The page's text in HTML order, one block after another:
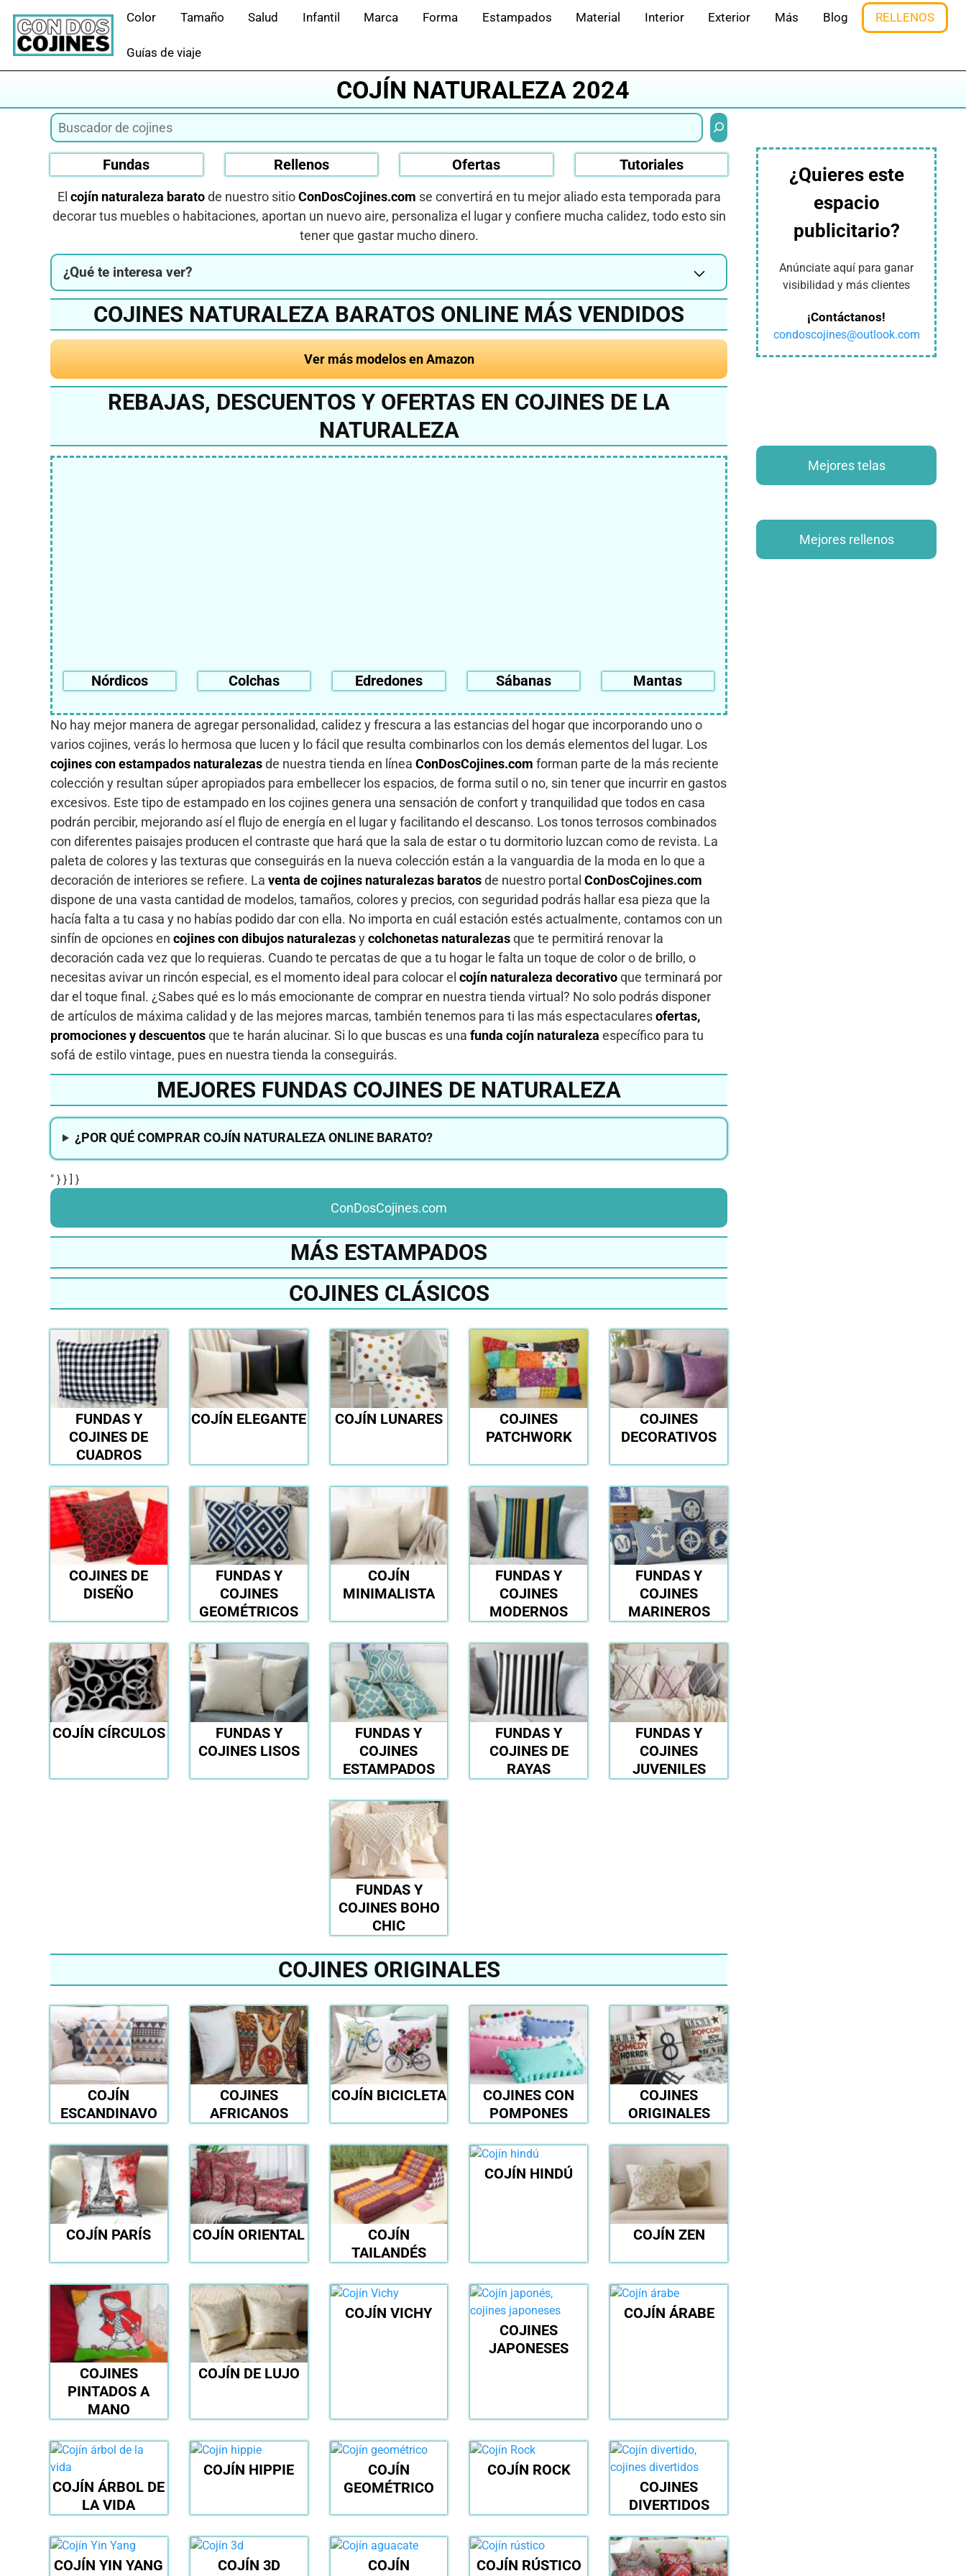
contenido
Color Tamaño Salud Infantil Marca Forma Estampados Material Interior Exterior Más Blog RELLENOS
Guías de viaje
COJÍN NATURALEZA 2024
Buscar
Fundas Rellenos Ofertas Tutoriales
El cojín naturaleza baratode nuestro sitioConDosCojines.com se convertirá en tu mejor aliado esta temporada para
decorar tus muebles o habitaciones, aportan un nuevo aire, personaliza el lugar y confiere mucha calidez, todo esto sin
tener que gastar mucho dinero.
¿Qué te interesa ver?
COJINES NATURALEZA BARATOS ONLINE MÁS VENDIDOS
Ver más modelos en Amazon
REBAJAS, DESCUENTOS Y OFERTAS EN COJINES DE LA
NATURALEZA
Nórdicos Colchas Edredones Sábanas Mantas
No hay mejor manera de agregar personalidad, calidez y frescura a las estancias del hogar que incorporando uno o
varios cojines, verás lo hermosa que lucen y lo fácil que resulta combinarlos con los demás elementos del lugar. Los
cojines con estampados naturalezasde nuestra tienda en línea ConDosCojines.com forman parte de la más reciente
colección y resultan súper apropiados para embellecer los espacios, de forma sutil o no, sin tener que incurrir en gastos
excesivos. Este tipo de estampado en los cojines genera una sensación de confort y tranquilidad que todos en casa
podrán percibir, mejorando así el flujo de energía en el lugar y facilitando el descanso. Los tonos terrosos combinados
con diferentes paisajes producen el contraste que hará que la sala de estar o tu dormitorio luzcan como de revista. La
paleta de colores y las texturas que conseguirás en la nueva colección están a la vanguardia de la moda en lo que a
decoración de interiores se refiere. La venta de cojines naturalezas baratosde nuestro portal ConDosCojines.com
dispone de una vasta cantidad de modelos, tamaños, colores y precios, con seguridad podrás hallar esa pieza que la
hacía falta a tu casa y no habías podido dar con ella. No importa en cuál estación estés actualmente, contamos con un
sinfín de opciones en cojines con dibujos naturalezasycolchonetas naturalezasque te permitirá renovar la
decoración cada vez que lo requieras. Cuando te percatas de que a tu hogar le falta un toque de color o de brillo, o
necesitas avivar un rincón especial, es el momento ideal para colocar el cojín naturaleza decorativoque terminará por
dar el toque final. ¿Sabes qué es lo más emocionante de comprar en nuestra tienda virtual? No solo podrás disponer
de artículos de máxima calidad y de las mejores marcas, también tenemos para ti las más espectacularesofertas,
promociones y descuentosque te harán alucinar. Si lo que buscas es una funda cojín naturaleza específico para tu
sofá de estilo vintage, pues en nuestra tienda la conseguirás.
MEJORES FUNDAS COJINES DE NATURALEZA
¿POR QUÉ COMPRAR COJÍN NATURALEZA ONLINE BARATO?
" } } ] }
ConDosCojines.com
MÁS ESTAMPADOS
COJINES CLÁSICOS
FUNDAS Y
COJINES DE
CUADROS
COJÍN ELEGANTE COJÍN LUNARES
COJINES
PATCHWORK
COJINES
DECORATIVOS
COJINES DE
DISEÑO
FUNDAS Y
COJINES
GEOMÉTRICOS
COJÍN
MINIMALISTA
FUNDAS Y
COJINES
MODERNOS
FUNDAS Y
COJINES
MARINEROS
COJÍN CÍRCULOS
FUNDAS Y
COJINES LISOS
FUNDAS Y
COJINES
ESTAMPADOS
FUNDAS Y
COJINES DE
RAYAS
FUNDAS Y
COJINES
JUVENILES
FUNDAS Y
COJINES BOHO
CHIC
COJINES ORIGINALES
COJÍN
ESCANDINAVO
COJINES
AFRICANOS
COJÍN BICICLETA
COJINES CON
POMPONES
COJINES
ORIGINALES
COJÍN PARÍS COJÍN ORIENTAL
COJÍN
TAILANDÉS
COJÍN HINDÚ
COJÍN ZEN
COJINES
PINTADOS A
MANO
COJÍN DE LUJO
COJÍN VICHY
COJINES
JAPONESES
COJÍN ÁRABE
COJÍN ÁRBOL DE
LA VIDA
COJÍN HIPPIE
COJÍN
GEOMÉTRICO
COJÍN ROCK
COJINES
DIVERTIDOS
COJÍN YIN YANG COJÍN 3D
COJÍN
COJÍN RÚSTICO
¿Quieres este
espacio
publicitario?
Anúnciate aquí para ganar
visibilidad y más clientes
¡Contáctanos!
condoscojines@outlook.com
Mejores telas
Mejores rellenos